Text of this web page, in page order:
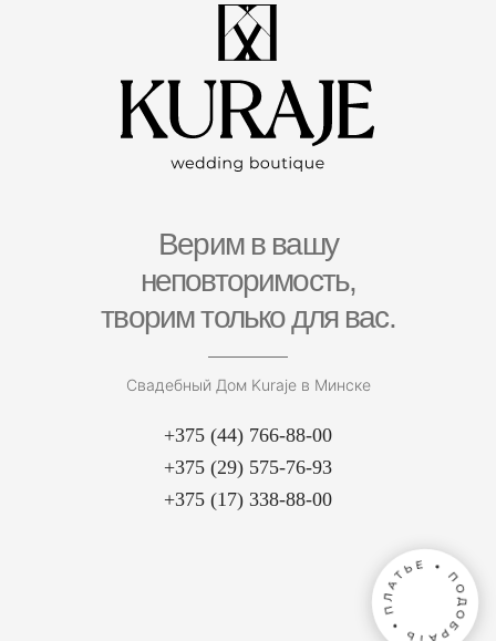
+375 (44) 766-88-00
+375 (29) 575-76-93
+375 (17) 338-88-00
Верим в вашу
неповторимость,
творим только для вас.
Свадебный Дом Kuraje в Минске